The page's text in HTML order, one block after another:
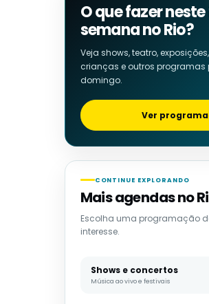
O que fazer
semana no Rio?
Veja shows, teatro,
crianças e outros programas
domingo.
Ver
CONTINUE EXPLORANDO
Mais agendas no
Escolha uma programação
interesse.
Shows e concertos
Música ao vivo e festivais